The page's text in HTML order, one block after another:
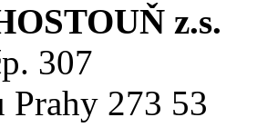
z.s.
307
Prahy 273 53